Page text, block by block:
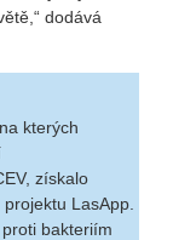
dodává
kterých
získalo
LasApp.
bakteriím